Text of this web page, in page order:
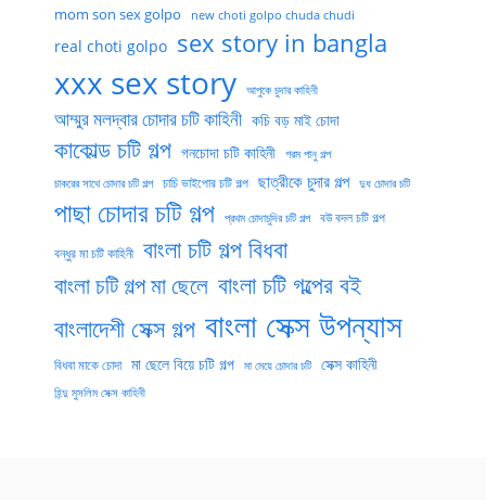
mom son sex golpo new choti golpo chuda chudi
real choti golpo sex story in bangla
xxx sex story আপুকে চুদার কাহিনী
আম্মুর মলদ্বার চোদার চটি কাহিনী কচি বড় মাই চোদা
কাকোল্ড চটি গল্প গনচোদা চটি কাহিনী গরম পানু গল্প
চাকরের সাথে চোদার চটি গল্প চাচি ভাইপোর চটি গল্প ছাত্রীকে চুদার গল্প দুধ চোদার চটি
পাছা চোদার চটি গল্প প্রথম চোদাচুদির চটি গল্প বউ বদল চটি গল্প
বন্ধুর মা চটি কাহিনী বাংলা চটি গল্প বিধবা
বাংলা চটি গল্প মা ছেলে বাংলা চটি গল্পের বই
বাংলাদেশী সেক্স গল্প বাংলা সেক্স উপন্যাস
বিধবা মাকে চোদা মা ছেলে বিয়ে চটি গল্প মা মেয়ে চোদার চটি সেক্স কাহিনী
হিন্দু মুসলিম সেক্স কাহিনী